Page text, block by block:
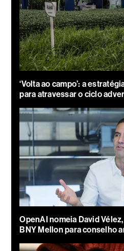
‘Volta ao campo’: a
para atravessar o ciclo
OpenAI nomeia David
BNY Mellon para conselho